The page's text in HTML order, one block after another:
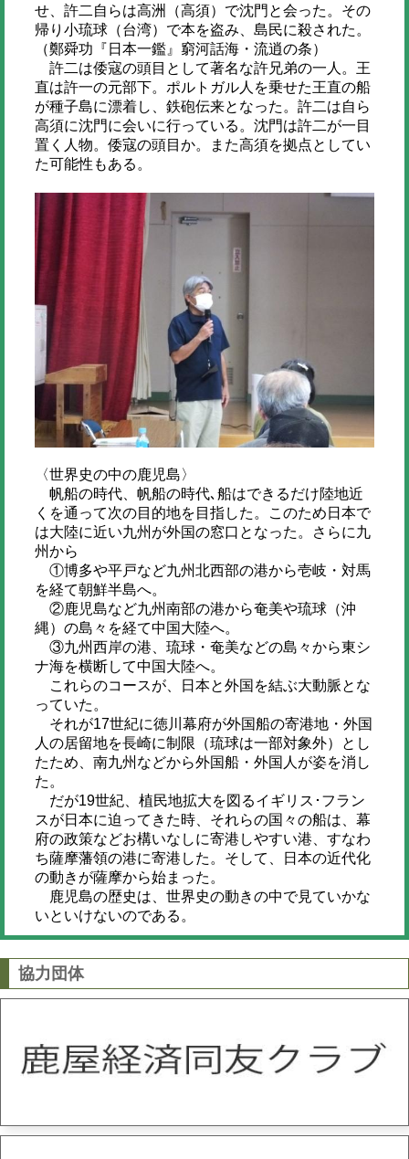
せ、許二自らは高洲（高須）で沈門と会った。その
帰り小琉球（台湾）で本を盗み、島民に殺された。
（鄭舜功『日本一鑑』窮河話海・流逍の条）
許二は倭寇の頭目として著名な許兄弟の一人。王
直は許一の元部下。ポルトガル人を乗せた王直の船
が種子島に漂着し、鉄砲伝来となった。許二は自ら
高須に沈門に会いに行っている。沈門は許二が一目
置く人物。倭寇の頭目か。また高須を拠点としてい
た可能性もある。
〈世界史の中の鹿児島〉
帆船の時代、帆船の時代､船はできるだけ陸地近
くを通って次の目的地を目指した。このため日本で
は大陸に近い九州が外国の窓口となった。さらに九
州から
①博多や平戸など九州北西部の港から壱岐・対馬
を経て朝鮮半島へ。
②鹿児島など九州南部の港から奄美や琉球（沖
縄）の島々を経て中国大陸へ。
③九州西岸の港、琉球・奄美などの島々から東シ
ナ海を横断して中国大陸へ。
これらのコースが、日本と外国を結ぶ大動脈とな
っていた。
それが17世紀に徳川幕府が外国船の寄港地・外国
人の居留地を長崎に制限（琉球は一部対象外）とし
たため、南九州などから外国船・外国人が姿を消し
た。
だが19世紀、植民地拡大を図るイギリス･フラン
スが日本に迫ってきた時、それらの国々の船は、幕
府の政策などお構いなしに寄港しやすい港、すなわ
ち薩摩藩領の港に寄港した。そして、日本の近代化
の動きが薩摩から始まった。
鹿児島の歴史は、世界史の動きの中で見ていかな
いといけないのである。
協力団体